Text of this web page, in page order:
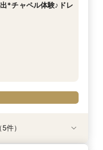
*チャペル体験♪ドレ
件）